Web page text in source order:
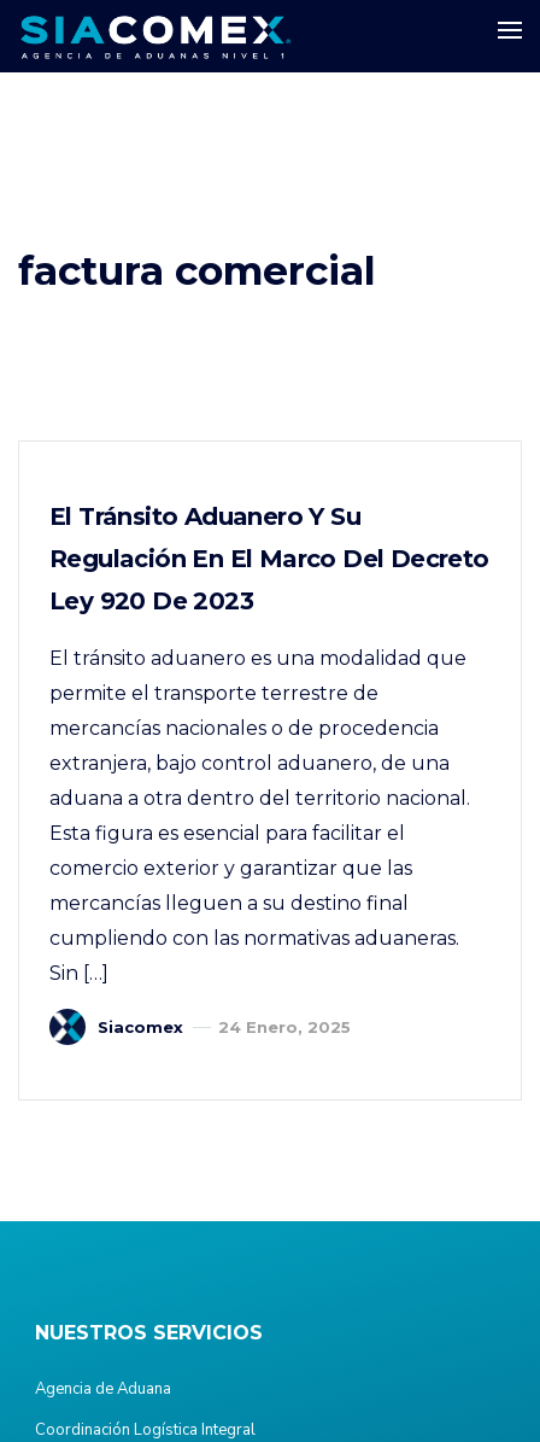
factura comercial
El Tránsito Aduanero Y Su
Regulación En El Marco Del Decreto
Ley 920 De 2023
El tránsito aduanero es una modalidad que
permite el transporte terrestre de
mercancías nacionales o de procedencia
extranjera, bajo control aduanero, de una
aduana a otra dentro del territorio nacional.
Esta figura es esencial para facilitar el
comercio exterior y garantizar que las
mercancías lleguen a su destino final
cumpliendo con las normativas aduaneras.
Sin […]
Siacomex 24 Enero, 2025
NUESTROS SERVICIOS
Agencia de Aduana
Coordinación Logística Integral